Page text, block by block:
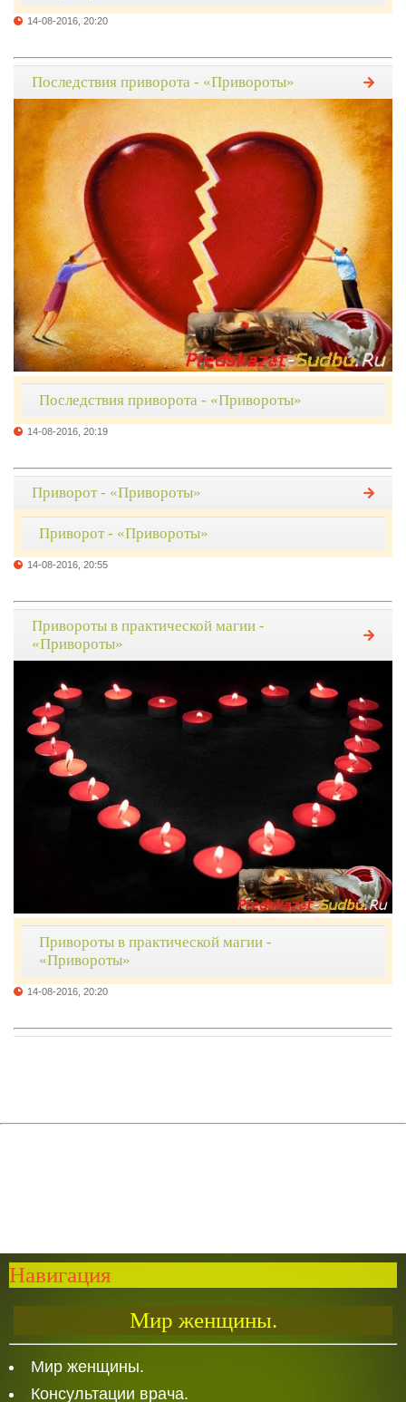
14-08-2016, 20:20
Последствия приворота - «Привороты»
Последствия приворота - «Привороты»
14-08-2016, 20:19
Приворот - «Привороты»
Приворот - «Привороты»
14-08-2016, 20:55
Привороты в практической магии -
«Привороты»
Привороты в практической магии -
«Привороты»
14-08-2016, 20:20
Навигация
Мир женщины.
Мир женщины.
Консультации врача.